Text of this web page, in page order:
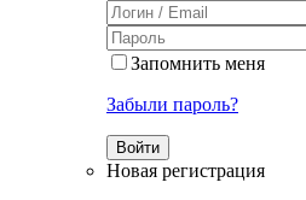
Запомнить меня
Забыли пароль?
Войти
Новая регистрация